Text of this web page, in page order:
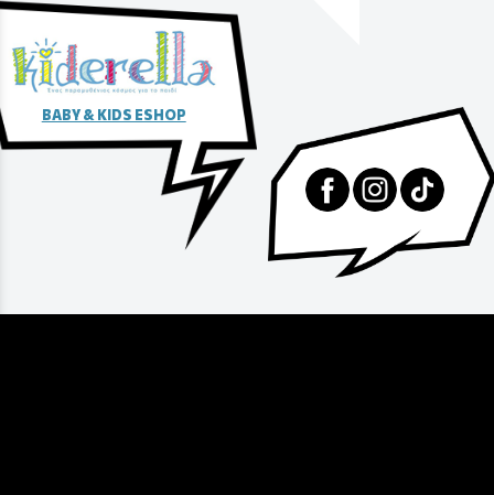
BABY & KIDS ESHOP